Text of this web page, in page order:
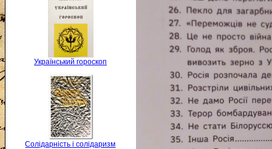
Український гороскоп
Солідарність і солідаризм